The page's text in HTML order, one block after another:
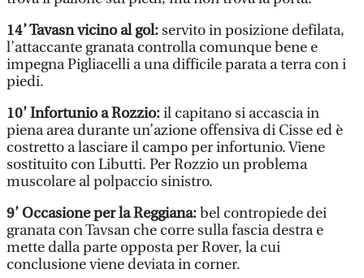
14’ Tavasn vicino al gol:servito in posizione defilata,
l’attaccante granata controlla comunque bene e
impegna Pigliacelli a una difficile parata a terra con i
piedi.
10’ Infortunio a Rozzio:il capitano si accascia in
piena area durante un’azione offensiva di Cisse ed è
costretto a lasciare il campo per infortunio. Viene
sostituito con Libutti. Per Rozzio un problema
muscolare al polpaccio sinistro.
9’ Occasione per la Reggiana: bel contropiede dei
granata con Tavsan che corre sulla fascia destra e
mette dalla parte opposta per Rover, la cui
conclusione viene deviata in corner.